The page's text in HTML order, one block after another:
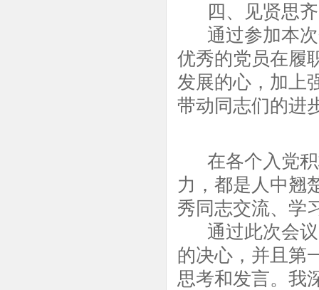
四、见贤思齐
通过参加本次
优秀的党员在履
发展的心，加上
带动同志们的进
在各个入党积
力，都是人中翘
秀同志交流、学
通过此次会议
的决心，并且第
思考和发言。我